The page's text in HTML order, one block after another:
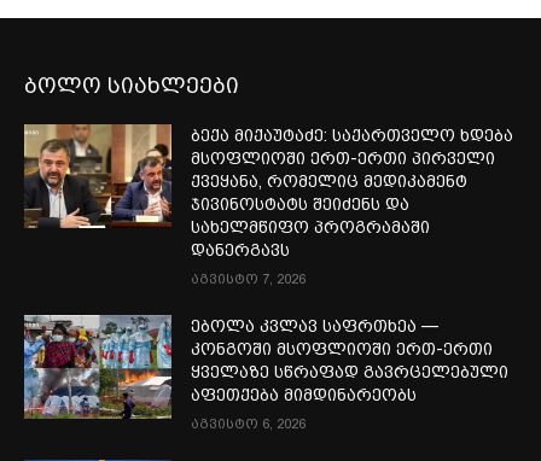
ბოლო სიახლეები
ბექა მიქაუტაძე: საქართველო ხდება
მსოფლიოში ერთ-ერთი პირველი
ქვეყანა, რომელიც მედიკამენტ
ჯივინოსტატს შეიძენს და
სახელმწიფო პროგრამაში
დანერგავს
აგვისტო 7, 2026
ებოლა კვლავ საფრთხეა —
კონგოში მსოფლიოში ერთ-ერთი
ყველაზე სწრაფად გავრცელებული
აფეთქება მიმდინარეობს
აგვისტო 6, 2026